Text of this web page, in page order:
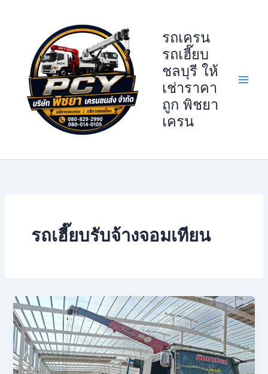
รถเครน
รถเฮี๊ยบ
ชลบุรี ให้
เช่าราคา
ถูก พิชยา
เครน
รถเฮี๊ยบรับจ้างจอมเทียน